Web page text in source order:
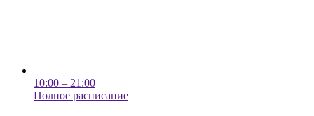
10:00 – 21:00
Полное расписание